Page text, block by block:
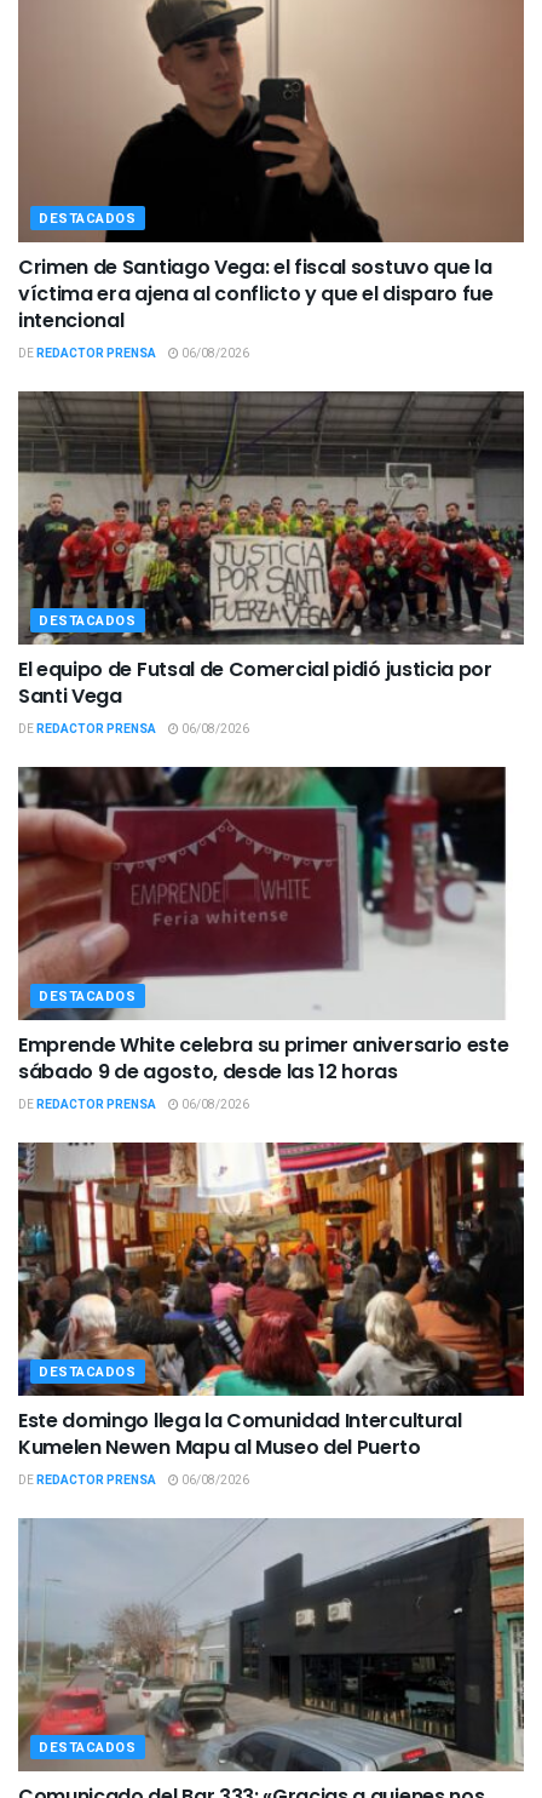
DESTACADOS
Crimen de Santiago Vega: el fiscal sostuvo que la
víctima era ajena al conflicto y que el disparo fue
intencional
DEREDACTOR PRENSA 06/08/2026
DESTACADOS
El equipo de Futsal de Comercial pidió justicia por
Santi Vega
DEREDACTOR PRENSA 06/08/2026
DESTACADOS
Emprende White celebra su primer aniversario este
sábado 9 de agosto, desde las 12 horas
DEREDACTOR PRENSA 06/08/2026
DESTACADOS
Este domingo llega la Comunidad Intercultural
Kumelen Newen Mapu al Museo del Puerto
DEREDACTOR PRENSA 06/08/2026
DESTACADOS